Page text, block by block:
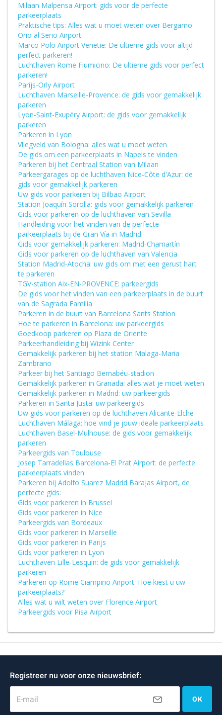
Milaan Malpensa Airport: gids voor de perfecte
parkeerplaats
Praktische tips: Alles wat u moet weten over Bergamo
Orio al Serio Airport
Marco Polo Airport Venetië: De ultieme gids voor altijd
perfect parkeren!
Luchthaven Rome Fiumicino: De ultieme gids voor perfect
parkeren!
Parijs-Orly Airport
Luchthaven Marseille-Provence: de gids voor gemakkelijk
parkeren
Lyon-Saint-Exupéry Airport: de gids voor gemakkelijk
parkeren
Parkeren in Lyon
Vliegveld van Bologna: alles wat u moet weten
De gids om een parkeerplaats in Napels te vinden
Parkeren bij het Centraal Station van Milaan
Parkeergarages op de luchthaven Nice-Côte d'Azur: de
gids voor gemakkelijk parkeren
Uw gids voor parkeren bij Bilbao Airport
Station Joaquín Sorolla: gids voor gemakkelijk parkeren
Gids voor parkeren op de luchthaven van Sevilla
Handleiding voor het vinden van de perfecte
parkeerplaats bij de Gran Vía in Madrid
Gids voor gemakkelijk parkeren: Madrid-Chamartín
Gids voor parkeren op de luchthaven van Valencia
Station Madrid-Atocha: uw gids om met een gerust hart
te parkeren
TGV-station Aix-EN-PROVENCE: parkeergids
De gids voor het vinden van een parkeerplaats in de buurt
van de Sagrada Familia
Parkeren in de buurt van Barcelona Sants Station
Hoe te parkeren in Barcelona: uw parkeergids
Goedkoop parkeren op Plaza de Oriente
Parkeerhandleiding bij Wizink Center
Gemakkelijk parkeren bij het station Malaga-Maria
Zambrano
Parkeer bij het Santiago Bernabéu-stadion
Gemakkelijk parkeren in Granada: alles wat je moet weten
Gemakkelijk parkeren in Madrid: uw parkeergids
Parkeren in Santa Justa: uw parkeergids
Uw gids voor parkeren op de luchthaven Alicante-Elche
Luchthaven Málaga: hoe vind je jouw ideale parkeerplaats
Luchthaven Basel-Mulhouse: de gids voor gemakkelijk
parkeren
Parkeergids van Toulouse
Josep Tarradellas Barcelona-El Prat Airport: de perfecte
parkeerplaats vinden
Parkeren bij Adolfo Suarez Madrid Barajas Airport, de
perfecte gids:
Gids voor parkeren in Brussel
Gids voor parkeren in Nice
Parkeergids van Bordeaux
Gids voor parkeren in Marseille
Gids voor parkeren in Parijs
Gids voor parkeren in Lyon
Luchthaven Lille-Lesquin: de gids voor gemakkelijk
parkeren
Parkeren op Rome Ciampino Airport: Hoe kiest u uw
parkeerplaats?
Alles wat u wilt weten over Florence Airport
Parkeergids voor Pisa Airport
Registreer nu voor onze nieuwsbrief:
E-mail OK